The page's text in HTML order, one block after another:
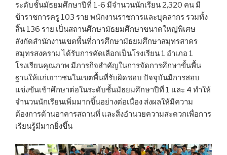
ระดับชั้นมัธยมศึกษาปีที่ 1-6 มีจำนวนนักเรียน 2,320 คน มี
ข้าราชการครู 103 ราย พนักงานราชการและบุคลากร รวมทั้ง
สิ้น 136 ราย เป็นสถานศึกษามัธยมศึกษาขนาดใหญ่พิเศษ
สังกัดสำนักงานเขตพื้นที่การศึกษามัธยมศึกษาสมุทรสาคร
สมุทรสงคราม ได้รับการคัดเลือกเป็นโรงเรียน 1 อำเภอ 1
โรงเรียนคุณภาพ มีภารกิจสำคัญในการจัดการศึกษาขั้นพื้น
ฐานให้แก่เยาวชนในเขตพื้นที่รับผิดชอบ ปัจจุบันมีการสอบ
แข่งขันเข้าศึกษาต่อในระดับชั้นมัธยมศึกษาปีที่ 1 และ 4 ทำให้
จำนวนนักเรียนเพิ่มมากขึ้นอย่างต่อเนื่อง ส่งผลให้มีความ
ต้องการด้านอาคารสถานที่ และสิ่งอำนวยความสะดวกเพื่อการ
เรียนรู้มีมากยิ่งขึ้น